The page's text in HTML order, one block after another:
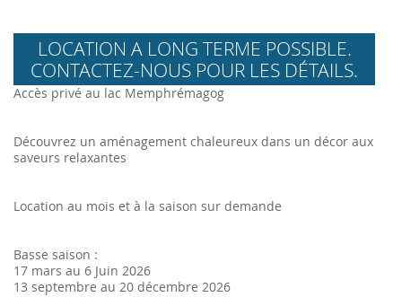
LOCATION A LONG TERME POSSIBLE.
CONTACTEZ-NOUS POUR LES DÉTAILS.
Accès privé au lac Memphrémagog
Découvrez un aménagement chaleureux dans un décor aux
saveurs relaxantes
Location au mois et à la saison sur demande
Basse saison :
17 mars au 6 Juin 2026
13 septembre au 20 décembre 2026